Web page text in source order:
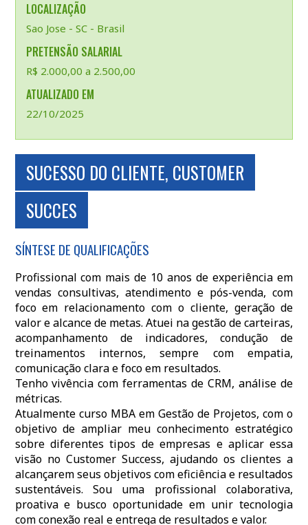
LOCALIZAÇÃO
Sao Jose - SC - Brasil
PRETENSÃO SALARIAL
R$ 2.000,00 a 2.500,00
ATUALIZADO EM
22/10/2025
SUCESSO DO CLIENTE, CUSTOMER
SUCCES
SÍNTESE DE QUALIFICAÇÕES
Profissional com mais de 10 anos de experiência em
vendas consultivas, atendimento e pós-venda, com
foco em relacionamento com o cliente, geração de
valor e alcance de metas. Atuei na gestão de carteiras,
acompanhamento de indicadores, condução de
treinamentos internos, sempre com empatia,
comunicação clara e foco em resultados.
Tenho vivência com ferramentas de CRM, análise de
métricas.
Atualmente curso MBA em Gestão de Projetos, com o
objetivo de ampliar meu conhecimento estratégico
sobre diferentes tipos de empresas e aplicar essa
visão no Customer Success, ajudando os clientes a
alcançarem seus objetivos com eficiência e resultados
sustentáveis. Sou uma profissional colaborativa,
proativa e busco oportunidade em unir tecnologia
com conexão real e entrega de resultados e valor.